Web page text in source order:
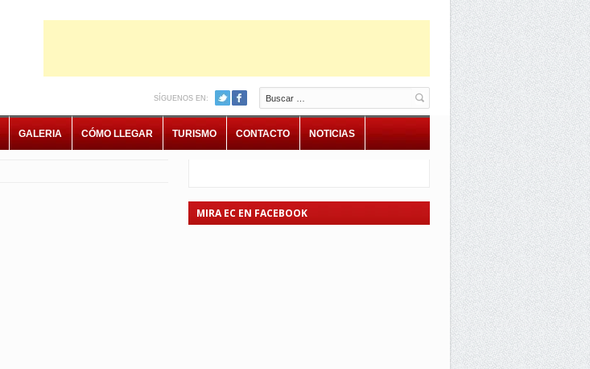
Buscar
SÍGUENOS EN:
GALERIA CÓMO LLEGAR TURISMO CONTACTO NOTICIAS
MIRA EC EN FACEBOOK